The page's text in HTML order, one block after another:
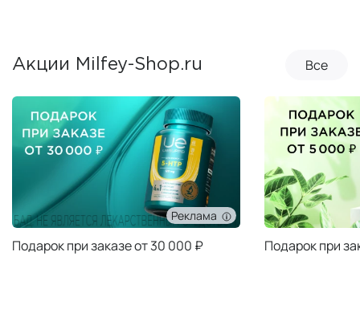
Акции Milfey-Shop.ru Все
Реклама
Подарок при заказе от 30 000 ₽ Подарок при